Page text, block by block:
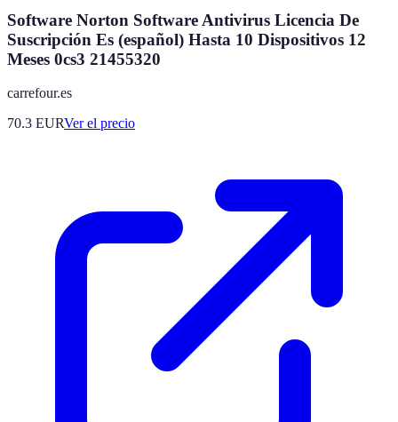
Software Norton Software Antivirus Licencia De
Suscripción Es (español) Hasta 10 Dispositivos 12
Meses 0cs3 21455320
carrefour.es
70.3 EURVer el precio